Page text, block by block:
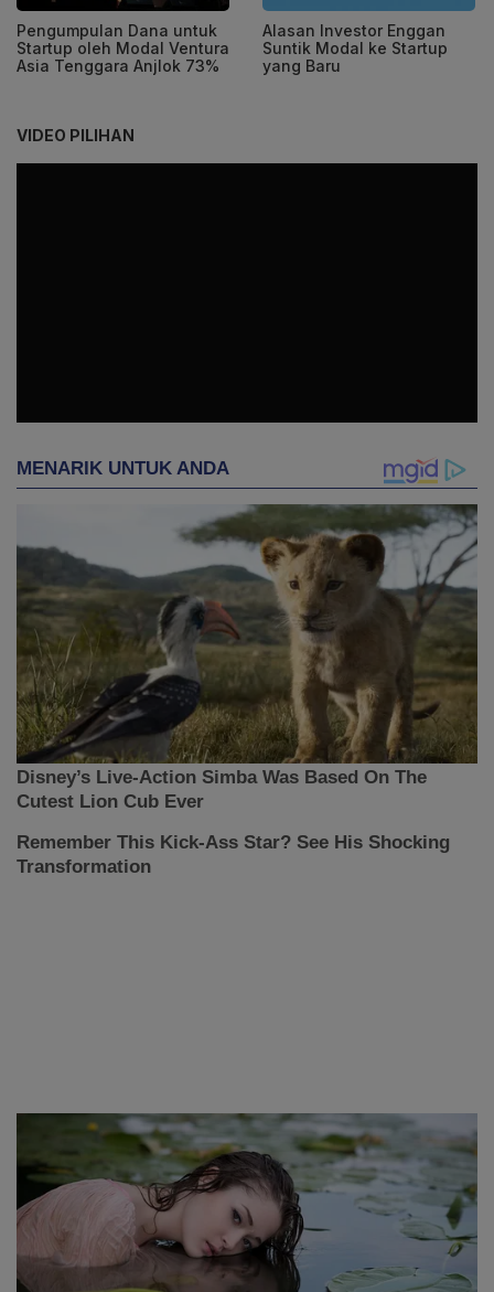
Pengumpulan Dana untuk
Startup oleh Modal Ventura
Asia Tenggara Anjlok 73%
Alasan Investor Enggan
Suntik Modal ke Startup
yang Baru
VIDEO PILIHAN